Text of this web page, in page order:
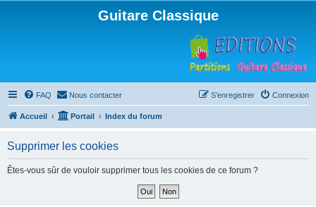
Guitare Classique
FAQ Nous contacter Connexion
S’enregistrer
Accueil Portail Index du forum
Supprimer les cookies
Êtes-vous sûr de vouloir supprimer tous les cookies de ce forum ?